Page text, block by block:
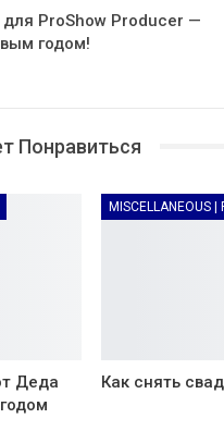
ProShow Producer —
годом!
Понравиться
Деда
Как снять